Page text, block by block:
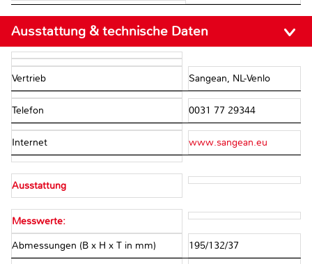
Ausstattung & technische Daten
Vertrieb Sangean, NL-Venlo
Telefon 0031 77 29344
Internet www.sangean.eu
Ausstattung
Messwerte:
Abmessungen (B x H x T in mm) 195/132/37